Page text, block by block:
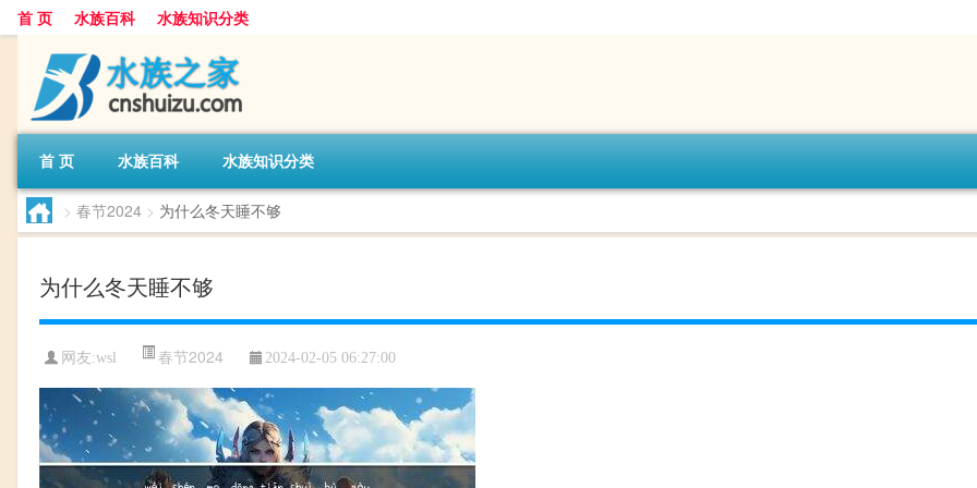
首 页 水族百科 水族知识分类
首 页 水族百科 水族知识分类
> 春节2024 > 为什么冬天睡不够
为什么冬天睡不够
网友:wsl 春节2024 2024-02-05 06:27:00